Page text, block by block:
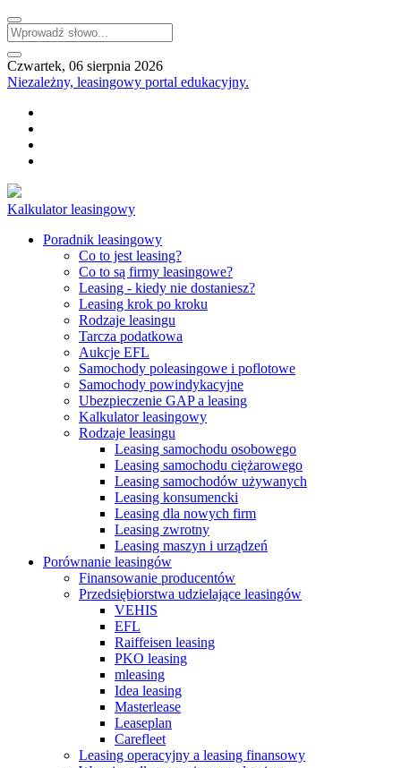
Czwartek, 06 sierpnia 2026
Niezależny, leasingowy portal edukacyjny.
Kalkulator leasingowy
Poradnik leasingowy
Co to jest leasing?
Co to są firmy leasingowe?
Leasing - kiedy nie dostaniesz?
Leasing krok po kroku
Rodzaje leasingu
Tarcza podatkowa
Aukcje EFL
Samochody poleasingowe i poflotowe
Samochody powindykacyjne
Ubezpieczenie GAP a leasing
Kalkulator leasingowy
Rodzaje leasingu
Leasing samochodu osobowego
Leasing samochodu ciężarowego
Leasing samochodów używanych
Leasing konsumencki
Leasing dla nowych firm
Leasing zwrotny
Leasing maszyn i urządzeń
Porównanie leasingów
Finansowanie producentów
Przedsiębiorstwa udzielające leasingów
VEHIS
EFL
Raiffeisen leasing
PKO leasing
mleasing
Idea leasing
Masterlease
Leaseplan
Carefleet
Leasing operacyjny a leasing finansowy